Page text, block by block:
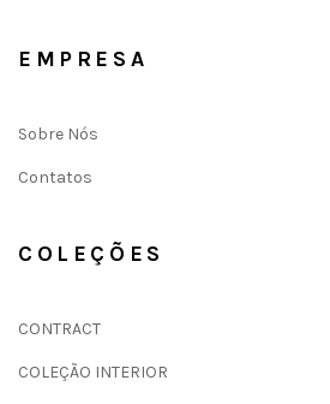
EMPRESA
Sobre Nós
Contatos
COLEÇÕES
CONTRACT
COLEÇÃO INTERIOR